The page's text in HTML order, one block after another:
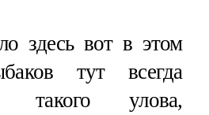
здесь вот в этом
тут всегда
улова,